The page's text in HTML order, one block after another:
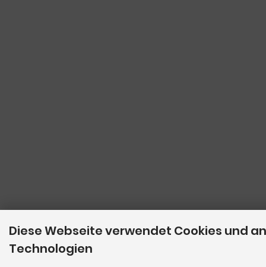
Diese Webseite verwendet Cookies und
Technologien